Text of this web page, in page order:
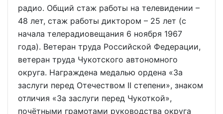
радио. Общий стаж работы на телевидении –
48 лет, стаж работы диктором – 25 лет (с
начала телерадиовещания 6 ноября 1967
года). Ветеран труда Российской Федерации,
ветеран труда Чукотского автономного
округа. Награждена медалью ордена «За
заслуги перед Отечеством II степени», знаком
отличия «За заслуги перед Чукоткой»,
почётными грамотами руководства округа